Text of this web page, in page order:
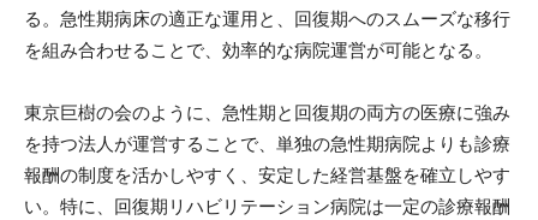
る。急性期病床の適正な運用と、回復期へのスムーズな移行
を組み合わせることで、効率的な病院運営が可能となる。
東京巨樹の会のように、急性期と回復期の両方の医療に強み
を持つ法人が運営することで、単独の急性期病院よりも診療
報酬の制度を活かしやすく、安定した経営基盤を確立しやす
い。特に、回復期リハビリテーション病院は一定の診療報酬